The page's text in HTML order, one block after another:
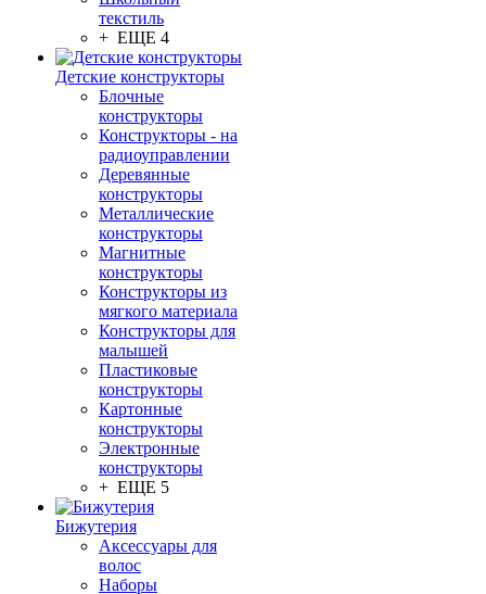
текстиль
+ ЕЩЕ 4
Детские конструкторы
Блочные
конструкторы
Конструкторы - на
радиоуправлении
Деревянные
конструкторы
Металлические
конструкторы
Магнитные
конструкторы
Конструкторы из
мягкого материала
Конструкторы для
малышей
Пластиковые
конструкторы
Картонные
конструкторы
Электронные
конструкторы
+ ЕЩЕ 5
Бижутерия
Аксессуары для
волос
Наборы